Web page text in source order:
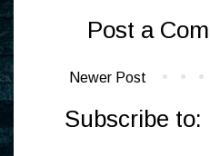
Post a
Newer Post
Subscribe to: